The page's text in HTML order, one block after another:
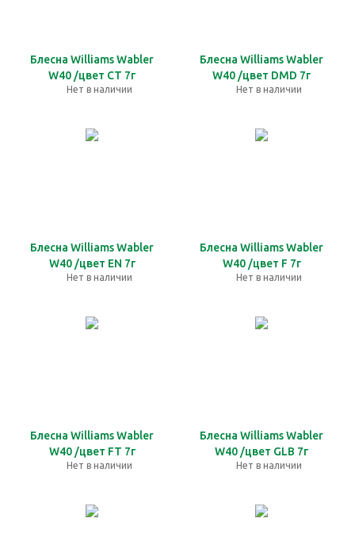
Блесна Williams Wabler
W40 /цвет CT 7г
Нет в наличии
Блесна Williams Wabler
W40 /цвет DMD 7г
Нет в наличии
Блесна Williams Wabler
W40 /цвет EN 7г
Нет в наличии
Блесна Williams Wabler
W40 /цвет F 7г
Нет в наличии
Блесна Williams Wabler
W40 /цвет FT 7г
Нет в наличии
Блесна Williams Wabler
W40 /цвет GLB 7г
Нет в наличии